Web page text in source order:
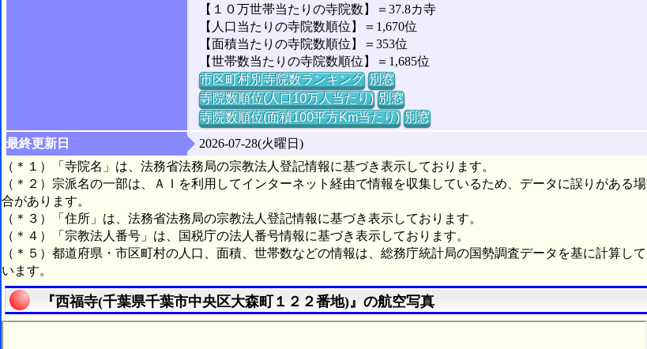
【１０万世帯当たりの寺院数】＝37.8カ寺
【人口当たりの寺院数順位】＝1,670位
【面積当たりの寺院数順位】＝353位
【世帯数当たりの寺院数順位】＝1,685位
市区町村別寺院数ランキング 別窓
寺院数順位(人口10万人当たり) 別窓
寺院数順位(面積100平方Km当たり) 別窓
最終更新日
2026-07-28(火曜日)
（＊１）「寺院名」は、法務省法務局の宗教法人登記情報に基づき表示しております。
（＊２）宗派名の一部は、ＡＩを利用してインターネット経由で情報を収集しているため、データに誤りがある場
合があります。
（＊３）「住所」は、法務省法務局の宗教法人登記情報に基づき表示しております。
（＊４）「宗教法人番号」は、国税庁の法人番号情報に基づき表示しております。
（＊５）都道府県・市区町村の人口、面積、世帯数などの情報は、総務庁統計局の国勢調査データを基に計算して
います。
『西福寺(千葉県千葉市中央区大森町１２２番地)』の航空写真